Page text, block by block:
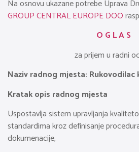
Na osnovu ukazane potrebe Uprava
GROUP CENTRAL EUROPE DOO
O G L A S
za prijem u radni
Naziv radnog mjesta:
Kratak opis radnog mjesta
Uspostavlja sistem upravljanja
standardima kroz definisanje
dokumenacije,